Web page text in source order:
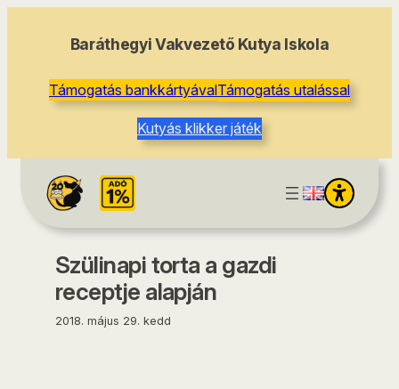
Baráthegyi Vakvezető Kutya Iskola
Támogatás bankkártyávalTámogatás utalással
Kutyás klikker játék
Szülinapi torta a gazdi
receptje alapján
2018. május 29. kedd